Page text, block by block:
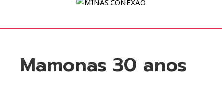
Mamonas 30 anos